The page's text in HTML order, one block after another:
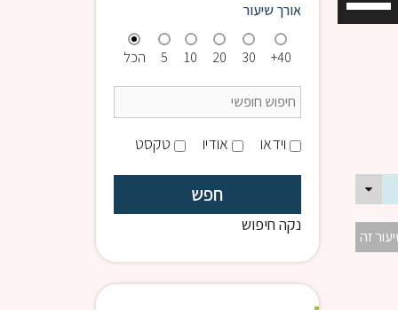
למעלה/למטה
להגביר
זה
אורך שיעור
הכל 5 10 20 30 40+
וידאו אודיו טקסט
נקה חיפוש